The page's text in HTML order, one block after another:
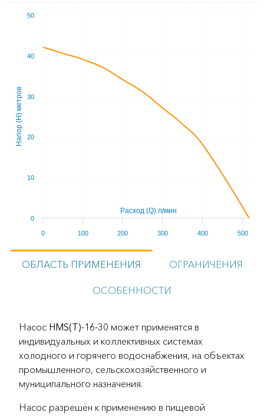
Расход (Q) л/мин
Напор (Н) метров
0 100 200 300 400 500
0
10
20
30
40
50
ОБЛАСТЬ ПРИМЕНЕНИЯ ОГРАНИЧЕНИЯ
ОСОБЕННОСТИ
Насос HMS(T)-16-30 может применятся в
индивидуальных и коллективных системах
холодного и горячего водоснабжения, на объектах
промышленного, сельскохозяйственного и
муниципального назначения.
Насос разрешён к применению в пищевой